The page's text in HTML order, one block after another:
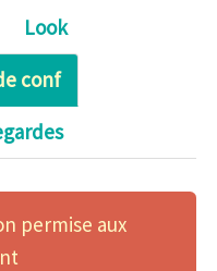
Look
conf
permise aux